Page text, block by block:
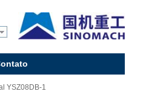
YSZ08DB-1